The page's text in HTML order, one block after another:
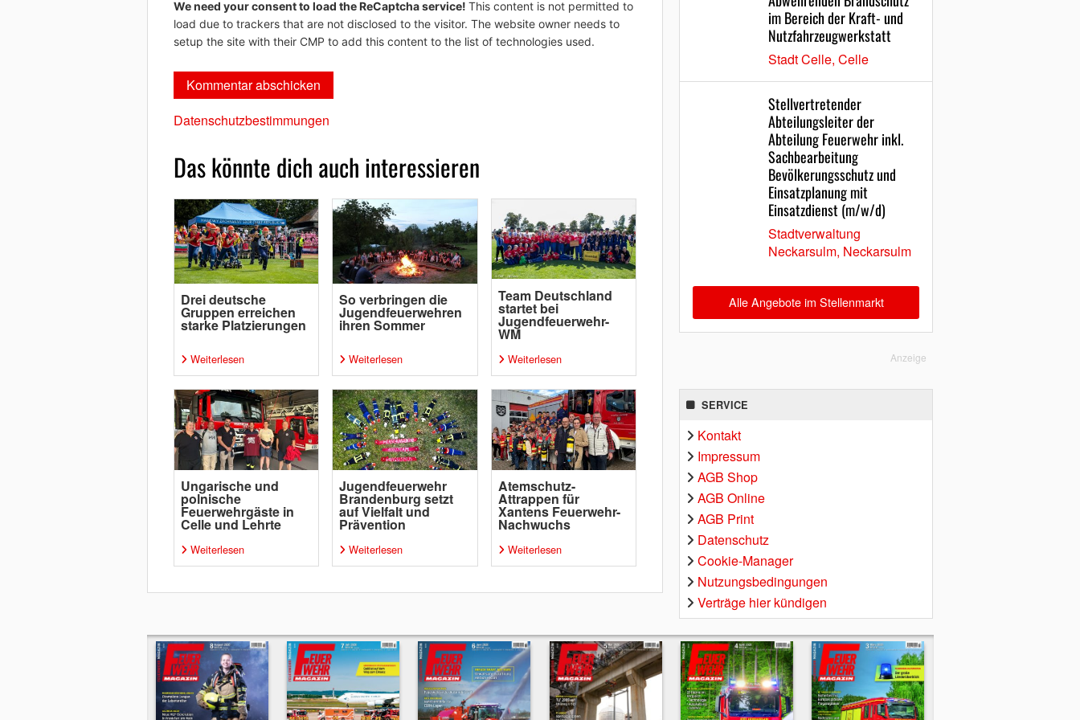
We need your consent to load the ReCaptcha service! This content is not permitted to
load due to trackers that are not disclosed to the visitor. The website owner needs to
setup the site with their CMP to add this content to the list of technologies used.
Datenschutzbestimmungen
Das könnte dich auch interessieren
Drei deutsche
Gruppen erreichen
starke Platzierungen
Weiterlesen
So verbringen die
Jugendfeuerwehren
ihren Sommer
Weiterlesen
Team Deutschland
startet bei
Jugendfeuerwehr-
WM
Weiterlesen
Ungarische und
polnische
Feuerwehrgäste in
Celle und Lehrte
Weiterlesen
Jugendfeuerwehr
Brandenburg setzt
auf Vielfalt und
Prävention
Weiterlesen
Atemschutz-
Attrappen für
Xantens Feuerwehr-
Nachwuchs
Weiterlesen
im Bereich der Kraft- und
Nutzfahrzeugwerkstatt
Stadt Celle, Celle
Stellvertretender
Abteilungsleiter der
Abteilung Feuerwehr inkl.
Sachbearbeitung
Bevölkerungsschutz und
Einsatzplanung mit
Einsatzdienst (m/w/d)
Stadtverwaltung
Neckarsulm, Neckarsulm
Alle Angebote im Stellenmarkt
Anzeige
SERVICE
Kontakt
Impressum
AGB Shop
AGB Online
AGB Print
Datenschutz
Cookie-Manager
Nutzungsbedingungen
Verträge hier kündigen